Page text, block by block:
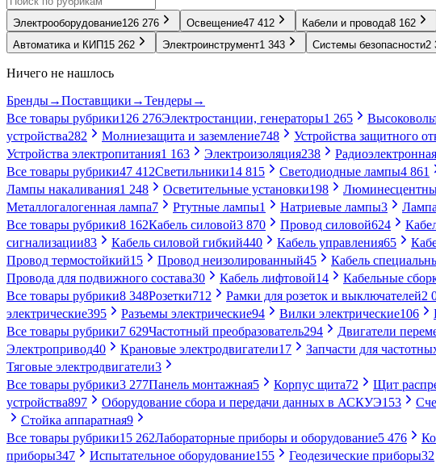
Электрооборудование126 276 Освещение47 412 Кабели и провода8 162
Автоматика и КИП 15 262 Электроинструмент1 343 Системы безопасности2
Ничего не нашлось
Бренды→Поставщики →Тендеры→
Все товары рубрики126 276Электростанции, генераторы1 265
устройства282 Молниезащита и заземление748 Устройства защитного
Устройства электропитания1 163 Электроизоляция238
Все товары рубрики47 412Светильники14 815 Светодиодные лампы4 861
Лампы накаливания1 248 Осветительные установки198
Металлогалогенная лампа7 Ртутные лампы1 Натриевые лампы3
Все товары рубрики8 162Кабель силовой3 870 Провод силовой624
сигнализации83 Кабель силовой гибкий440 Кабель управления65
Провод термостойкий15 Провод неизолированный45 Кабель
Провода для подвижного состава30 Кабель лифтовой14 Кабельные
Все товары рубрики8 348Розетки712 Рамки для розеток и выключателей2
электрические395 Разъемы электрические94 Вилки электрические106
Все товары рубрики7 629Частотный преобразователь294 Двигатели
Электропривод40 Крановые электродвигатели17 Запчасти для
Тяговые электродвигатели3
Все товары рубрики3 277Панель монтажная5 Корпус щита72 Щит
устройства897 Оборудование сбора и передачи данных в АСКУЭ153
Стойка аппаратная9
Все товары рубрики15 262Лабораторные приборы и оборудование5 476
приборы347 Испытательное оборудование155 Геодезические приборы32